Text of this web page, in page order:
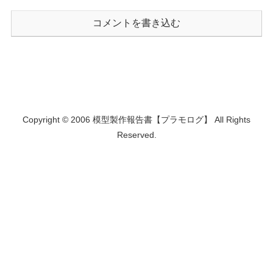
コメントを書き込む
Copyright © 2006 模型製作報告書【プラモログ】 All Rights
Reserved.